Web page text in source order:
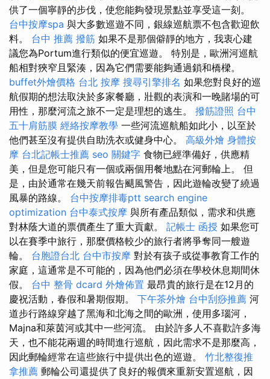
供了一個寧靜的步伐，使您能夠發現景點並享受這一刻。
台中按摩spa 與大多數巡遊不同，銀線巡航票不包含歡迎飲
料。 台中 推薦 撥筋 如果不是那個僻靜的地方，我衷心建
議您為Portum進行類似的便宜巡遊。 特別是，歐洲河巡航
船相對狹窄且緊湊，因為它們需要能夠通過鎖和橋樑。
buffet外燴價格 台北 按摩 搜尋引擎排名 如果您對良好的巡
航假期的想法取決於多家餐廳，壯觀的表演和一晚賭場的可
用性，那麼河流之旅不一定是理想的逃生。 撥筋證照 台中
五十肩筋膜 經絡按摩教學 一些河流巡航船如此小，以至於
他們甚至沒有提供自助洗衣或健身中心。 高級外燴 身體按
摩 台北記帳士推薦 seo 關鍵字 食物已經準備好，供應精
美，但是您可能只有一個或兩個用餐地點在河郵輪上。 但
是，由於通常在幾天前報告颶風警告，因此遊輪改變了繞過
風暴的路線。 台中按摩排毒ptt search engine
optimization 台中泰式按摩 與所有產品類似，需求和供應
對林蔭大道的票價產生了重大貢獻。 記帳士 函授 如果您可
以在賽季中旅行，那麼價格較少的旅行者將爭奪同一艘遊
輪。 台胞證台北 台中市按摩 對於有孩子或從事教育工作的
家庭，這通常是不可能的，因為他們必須在學校休息期間休
假。 台中 整骨 dcard 外燴佈置 最昂貴的旅行是在12月的
慶祝活動，春假和暑期假期。 下午茶外燴 台中刮痧推薦 河
道步行路線穿越了黑海和北海之間的歐洲，使用多瑙河，
Majna和萊茵河或其中一些河流。 由於許多人不喜歡許多海
天，也不能花兩週的時間進行巡航，因此需求不是那麼高，
因此郵輪經常在這些旅行中提供出色的巡遊。 竹北整復推
拿推薦 郵輪公司還提供了良好的報價來重新安置巡航，因